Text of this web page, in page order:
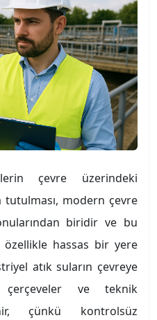
çevre üzerindeki
modern çevre
biridir ve bu
özellikle hassas bir yere
atık suların çevreye
ve teknik
çünkü kontrolsüz